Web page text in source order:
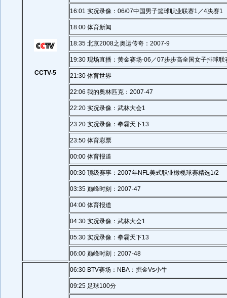
CCTV-5
16:01 实况录像：06/07中国男子篮球职业联赛1／4决赛1
18:00 体育新闻
18:35 北京2008之奥运传奇：2007-9
19:30 现场直播：黄金赛场-06／07步步高全国女子排球联
21:30 体育世界
22:06 我的奥林匹克：2007-47
22:20 实况录像：武林大会1
23:20 实况录像：拳霸天下13
23:50 体育彩票
00:00 体育报道
00:30 顶级赛事：2007年NFL美式职业橄榄球赛精选1/2
03:35 巅峰时刻：2007-47
04:00 体育报道
04:30 实况录像：武林大会1
05:30 实况录像：拳霸天下13
06:00 巅峰时刻：2007-48
06:30 BTV赛场：NBA：掘金Vs小牛
09:25 足球100分